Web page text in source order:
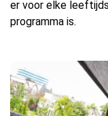
er voor elke
programma is.